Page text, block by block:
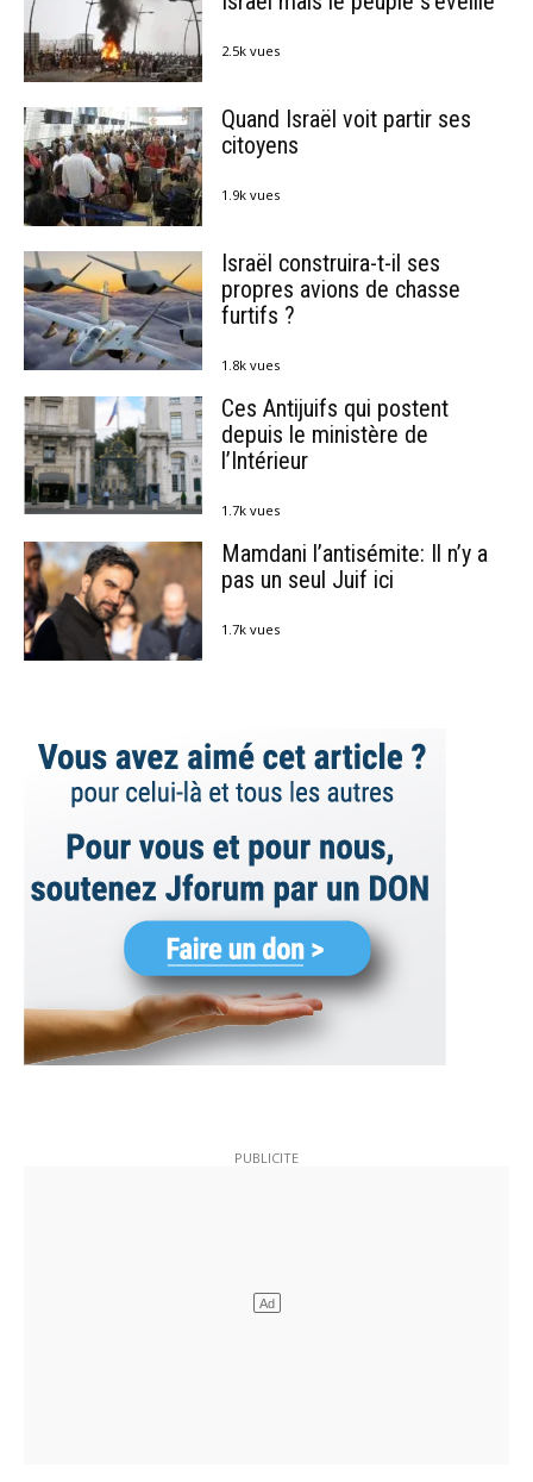
2.5k vues
Quand Israël voit partir ses
citoyens
1.9k vues
Israël construira-t-il ses
propres avions de chasse
furtifs ?
1.8k vues
Ces Antijuifs qui postent
depuis le ministère de
l’Intérieur
1.7k vues
Mamdani l’antisémite: Il n’y a
pas un seul Juif ici
1.7k vues